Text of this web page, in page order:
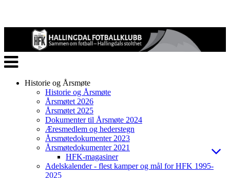
Veksle
navigasjon
Historie og Årsmøte
Historie og Årsmøte
Årsmøtet 2026
Årsmøtet 2025
Dokumenter til Årsmøte 2024
Æresmedlem og hederstegn
Årsmøtedokumenter 2023
Årsmøtedokumenter 2021
HFK-magasiner
Adelskalender - flest kamper og mål for HFK 1995-
2025